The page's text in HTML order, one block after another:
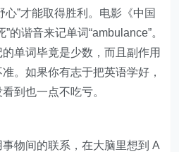
心”才能取得胜利。电影《中国
的谐音来记单词“ambulance”。
单词毕竟是少数，而且副作用
。如果你有志于把英语学好，
到也一点不吃亏。
物间的联系，在大脑里想到 A